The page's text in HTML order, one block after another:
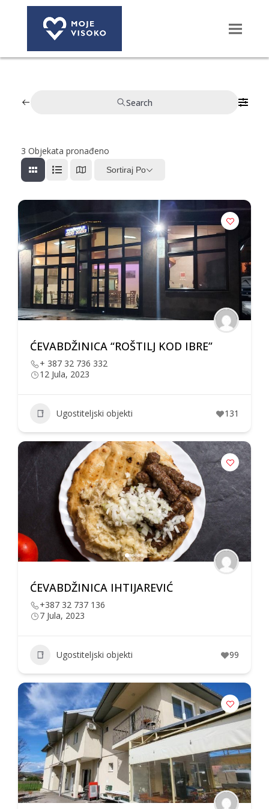
Search
3 Objekata pronađeno
Sortiraj Po
ĆEVABDŽINICA “ROŠTILJ KOD IBRE”
+ 387 32 736 332
12 Jula, 2023
Ugostiteljski objekti 131
ĆEVABDŽINICA IHTIJAREVIĆ
+387 32 737 136
7 Jula, 2023
Ugostiteljski objekti 99